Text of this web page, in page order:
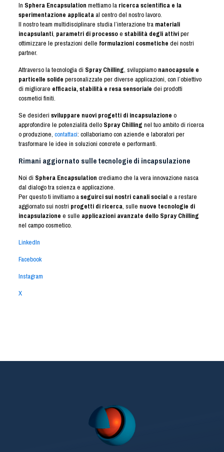
In Sphera Encapsulation mettiamo la ricerca scientifica e la
sperimentazione applicataal centro del nostro lavoro.
Il nostro team multidisciplinare studia l’interazione tra materiali
incapsulanti, parametri di processoe stabilità degli attiviper
ottimizzare le prestazioni delle formulazioni cosmetiche dei nostri
partner.
Attraverso la tecnologia di Spray Chilling, sviluppiamo nanocapsule e
particelle solide personalizzate per diverse applicazioni, con l’obiettivo
di migliorare efficacia, stabilità e resa sensoriale dei prodotti
cosmetici finiti.
Se desideri sviluppare nuovi progetti di incapsulazione o
approfondire le potenzialità dello Spray Chilling nel tuo ambito di ricerca
o produzione, contattaci: collaboriamo con aziende e laboratori per
trasformare le idee in soluzioni concrete e performanti.
Rimani aggiornato sulle tecnologie di incapsulazione
Noi di Sphera Encapsulation crediamo che la vera innovazione nasca
dal dialogo tra scienza e applicazione.
Per questo ti invitiamo aseguirci sui nostri canali sociale a restare
aggiornato sui nostri progetti di ricerca, sulle nuove tecnologie di
incapsulazione e sulle applicazioni avanzate dello Spray Chilling
nel campo cosmetico.
LinkedIn
Facebook
Instagram
X